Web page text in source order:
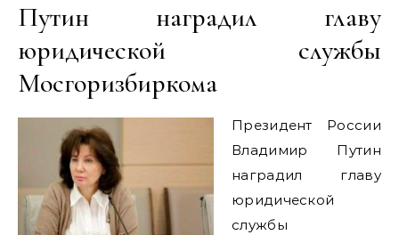
Путин наградил главу
юридической службы
Мосгоризбиркома
Президент России
Владимир Путин
наградил главу
юридической
службы